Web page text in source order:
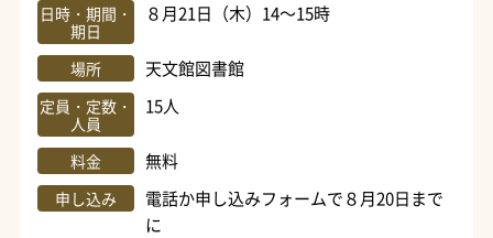
日時・期間・
期日
８月21日（木）14～15時
場所 天文館図書館
定員・定数・
人員
15人
料金 無料
申し込み
電話か申し込みフォームで８月20日まで
に